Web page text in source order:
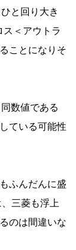
と回り大き
＜アウトラ
ことになりそ
数値である
ている可能性
ふんだんに盛
三菱も浮上
のは間違いな